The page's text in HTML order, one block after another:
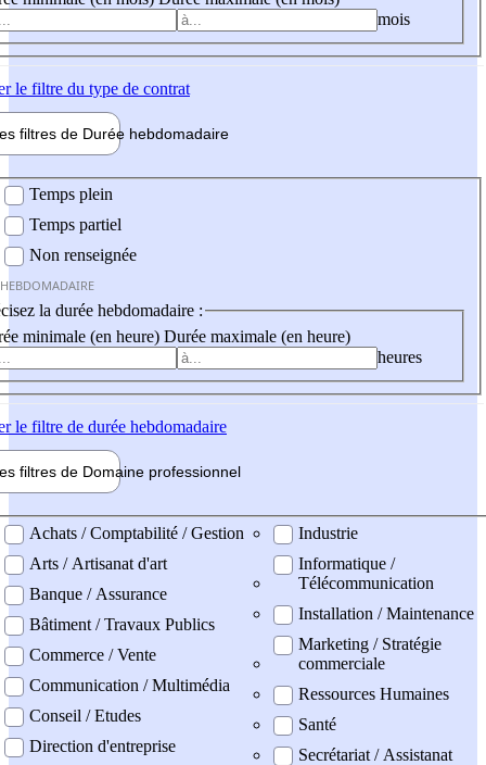
mois
le filtre du type de contrat
filtres de Durée hebdomadaire
Temps plein
Temps partiel
Non renseignée
la durée hebdomadaire :
minimale (en heure) Durée maximale (en heure)
heures
le filtre de durée hebdomadaire
filtres de Domaine professionnel
professionel
Achats / Comptabilité / Gestion
Arts / Artisanat d'art
Banque / Assurance
Bâtiment / Travaux Publics
Commerce / Vente
Communication / Multimédia
Conseil / Etudes
Direction d'entreprise
Industrie
Informatique /
Télécommunication
Installation / Maintenance
Marketing / Stratégie
commerciale
Ressources Humaines
Santé
Secrétariat / Assistanat